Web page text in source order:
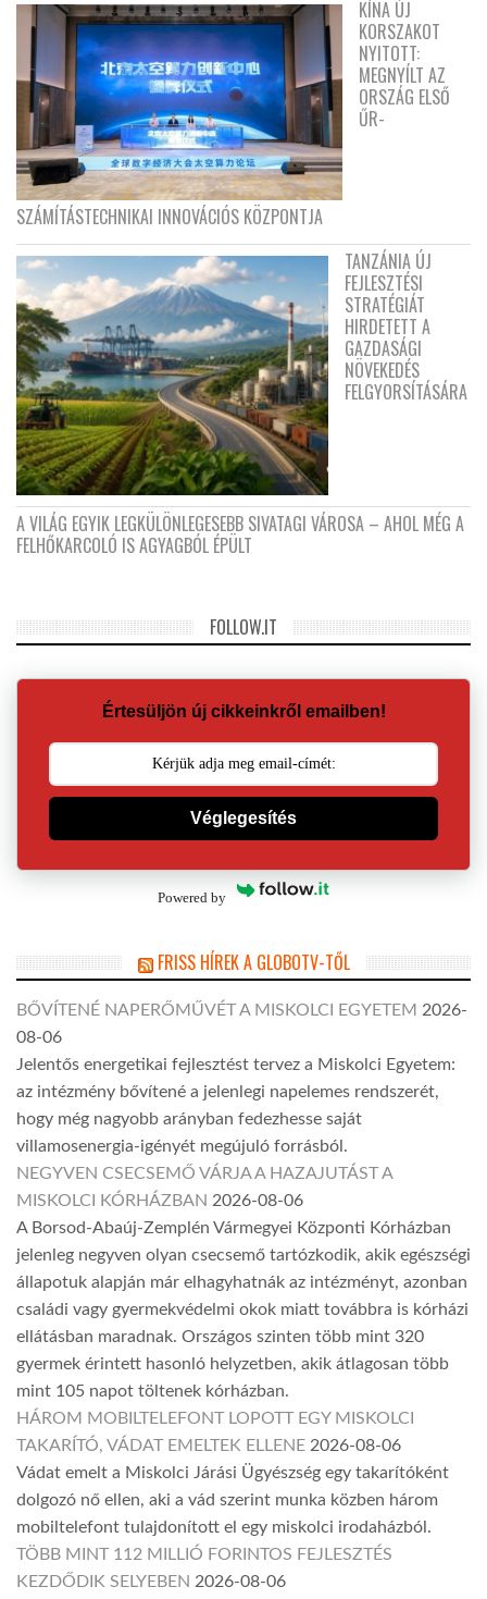
KÍNA ÚJ
KORSZAKOT
NYITOTT:
MEGNYÍLT AZ
ORSZÁG ELSŐ
ŰR-
SZÁMÍTÁSTECHNIKAI INNOVÁCIÓS KÖZPONTJA
TANZÁNIA ÚJ
FEJLESZTÉSI
STRATÉGIÁT
HIRDETETT A
GAZDASÁGI
NÖVEKEDÉS
FELGYORSÍTÁSÁRA
A VILÁG EGYIK LEGKÜLÖNLEGESEBB SIVATAGI VÁROSA – AHOL MÉG A
FELHŐKARCOLÓ IS AGYAGBÓL ÉPÜLT
FOLLOW.IT
Értesüljön új cikkeinkről emailben!
Véglegesítés
Powered by
FRISS HÍREK A GLOBOTV-TŐL
BŐVÍTENÉ NAPERŐMŰVÉT A MISKOLCI EGYETEM 2026-
08-06
Jelentős energetikai fejlesztést tervez a Miskolci Egyetem:
az intézmény bővítené a jelenlegi napelemes rendszerét,
hogy még nagyobb arányban fedezhesse saját
villamosenergia-igényét megújuló forrásból.
NEGYVEN CSECSEMŐ VÁRJA A HAZAJUTÁST A
MISKOLCI KÓRHÁZBAN 2026-08-06
A Borsod-Abaúj-Zemplén Vármegyei Központi Kórházban
jelenleg negyven olyan csecsemő tartózkodik, akik egészségi
állapotuk alapján már elhagyhatnák az intézményt, azonban
családi vagy gyermekvédelmi okok miatt továbbra is kórházi
ellátásban maradnak. Országos szinten több mint 320
gyermek érintett hasonló helyzetben, akik átlagosan több
mint 105 napot töltenek kórházban.
HÁROM MOBILTELEFONT LOPOTT EGY MISKOLCI
TAKARÍTÓ, VÁDAT EMELTEK ELLENE 2026-08-06
Vádat emelt a Miskolci Járási Ügyészség egy takarítóként
dolgozó nő ellen, aki a vád szerint munka közben három
mobiltelefont tulajdonított el egy miskolci irodaházból.
TÖBB MINT 112 MILLIÓ FORINTOS FEJLESZTÉS
KEZDŐDIK SELYEBEN 2026-08-06